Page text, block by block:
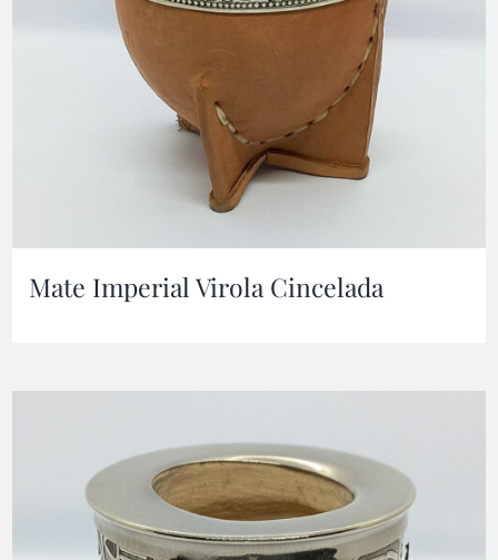
Mate Imperial Virola Cincelada